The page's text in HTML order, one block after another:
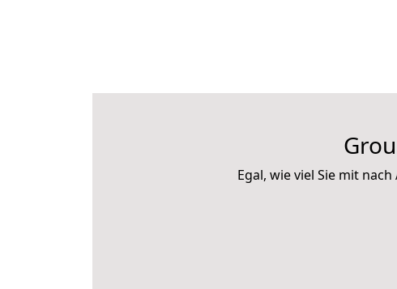
Egal, wie viel Sie mit